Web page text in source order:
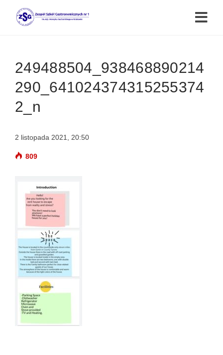
249488504_938468890214
290_641024374315255374
2_n
2 listopada 2021, 20:50
809